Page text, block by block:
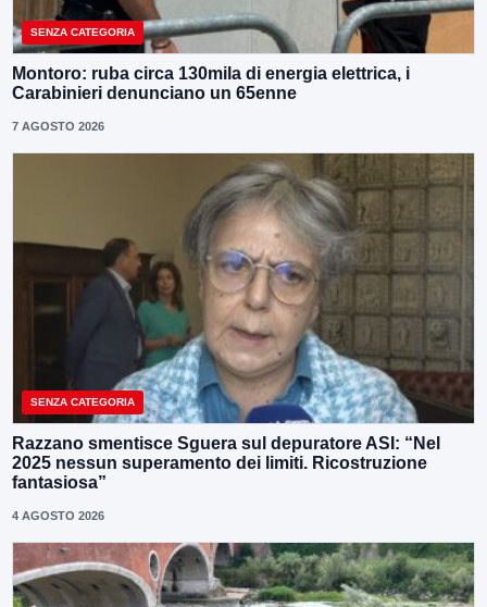
SENZA CATEGORIA
Montoro: ruba circa 130mila di energia elettrica, i
Carabinieri denunciano un 65enne
7 AGOSTO 2026
SENZA CATEGORIA
Razzano smentisce Sguera sul depuratore ASI: “Nel
2025 nessun superamento dei limiti. Ricostruzione
fantasiosa”
4 AGOSTO 2026